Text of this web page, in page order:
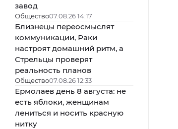
завод
Общество07.08.26 14:17
Близнецы переосмыслят
коммуникации, Раки
настроят домашний ритм, а
Стрельцы проверят
реальность планов
Общество07.08.26 12:33
Ермолаев день 8 августа: не
есть яблоки, женщинам
лениться и носить красную
нитку